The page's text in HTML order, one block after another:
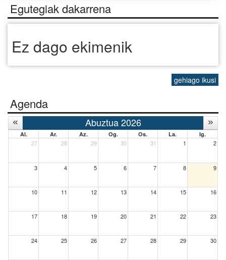
Egutegiak dakarrena
Ez dago ekimenik
gehiago ikusi
Agenda
Abuztua 2026
Al. Ar. Az. Og. Os. La. Ig.
27 28 29 30 31 1 2
3 4 5 6 7 8 9
10 11 12 13 14 15 16
17 18 19 20 21 22 23
24 25 26 27 28 29 30